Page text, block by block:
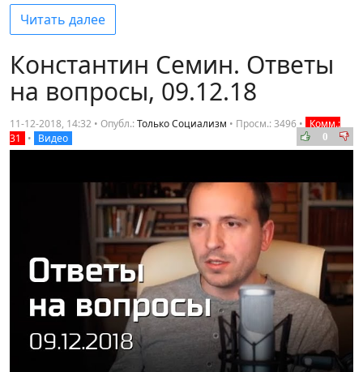
Читать далее
Константин Семин. Ответы
на вопросы, 09.12.18
11-12-2018, 14:32 • Опубл.:Только Социализм • Просм.: 3496 • Комм.:
31
• Видео 0